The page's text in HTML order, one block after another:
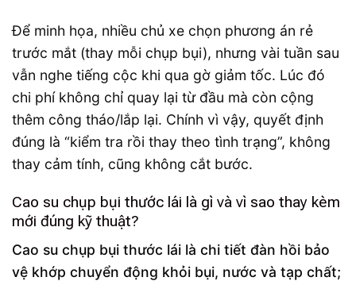
Để minh họa, nhiều chủ xe chọn phương án rẻ
trước mắt (thay mỗi chụp bụi), nhưng vài tuần sau
vẫn nghe tiếng cộc khi qua gờ giảm tốc. Lúc đó
chi phí không chỉ quay lại từ đầu mà còn cộng
thêm công tháo/lắp lại. Chính vì vậy, quyết định
đúng là “kiểm tra rồi thay theo tình trạng”, không
thay cảm tính, cũng không cắt bước.
Cao su chụp bụi thước lái là gì và vì sao thay kèm
mới đúng kỹ thuật?
Cao su chụp bụi thước lái là chi tiết đàn hồi bảo
vệ khớp chuyển động khỏi bụi, nước và tạp chất;